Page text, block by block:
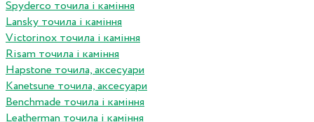
Spyderco точила і каміння
Lansky точила і каміння
Victorinox точила і каміння
Risam точила і каміння
Hapstone точила, аксесуари
Kanetsune точила, аксесуари
Benchmade точила і каміння
Leatherman точила і каміння